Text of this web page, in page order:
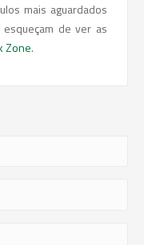
mais aguardados
de ver as
Zone.